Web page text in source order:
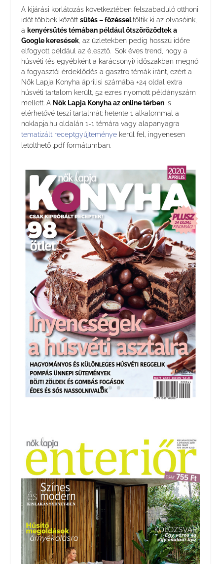
A kijárási korlátozás következtében felszabaduló otthoni
időt többek között sütés – főzésseltöltik ki az olvasóink,
a kenyérsütés témában például ötszöröződtek a
Google keresések, az üzletekben pedig hosszú időre
elfogyott például az élesztő. Sok éves trend, hogy a
húsvéti (és egyébként a karácsonyi) időszakban megnő
a fogyasztói érdeklődés a gasztro témák iránt, ezért a
Nők Lapja Konyha áprilisi számába +24 oldal extra
húsvéti tartalom került, 52 ezres nyomott példányszám
mellett. A Nők Lapja Konyha az online térbenis
elérhetővé teszi tartalmát: hetente 1 alkalommal a
noklapja.hu oldalán 1-1 témára vagy alapanyagra
tematizált receptgyűjteményekerül fel, ingyenesen
letölthető .pdf formátumban.